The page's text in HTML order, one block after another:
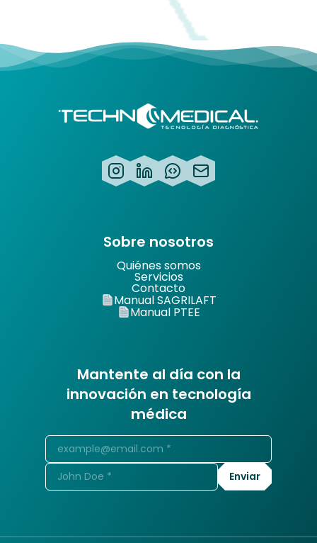
Sobre nosotros
Quiénes somos
Servicios
Contacto
Manual SAGRILAFT
Manual PTEE
Mantente al día con la
innovación en tecnología
médica